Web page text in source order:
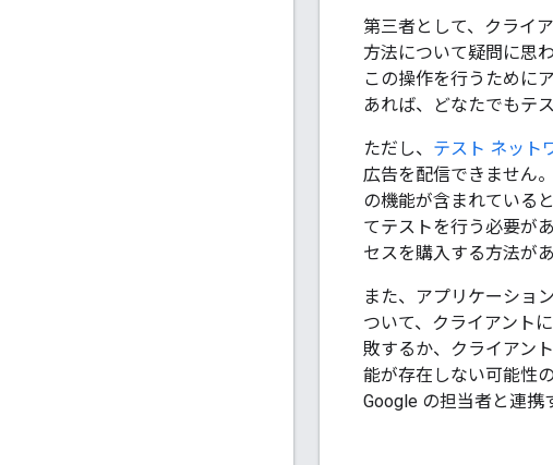
第三者として、クライ
方法について疑問に思
この操作を行うために
あれば、どなたでもテ
ただし、 テスト ネット
広告を配信できません
の機能が含まれている
てテストを行う必要が
セスを購入する方法があ
また、アプリケーショ
ついて、クライアント
敗するか、クライアン
能が存在しない可能性
Google の担当者と連携